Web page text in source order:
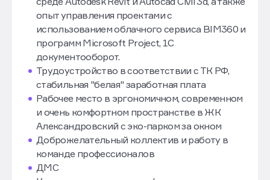
специалисты имеют опыт проектирования в
среде Autodesk Revit и Autocad Civil 3d, а также
опыт управления проектами с
использованием облачного сервиса BIM360 и
программ Microsoft Project, 1С
документооборот.
Трудоустройство в соответствии с ТК РФ,
стабильная "белая" заработная плата
Рабочее место в эргономичном, современном
и очень комфортном пространстве в ЖК
Александровский с эко-парком за окном
Доброжелательный коллектив и работу в
команде профессионалов